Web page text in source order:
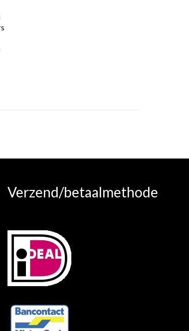
Verzend/betaalmethode